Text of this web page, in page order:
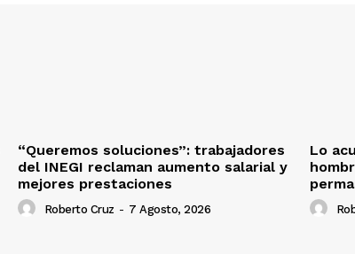
“Queremos soluciones”: trabajadores
del INEGI reclaman aumento salarial y
mejores prestaciones
Roberto Cruz - 7 Agosto, 2026
Lo